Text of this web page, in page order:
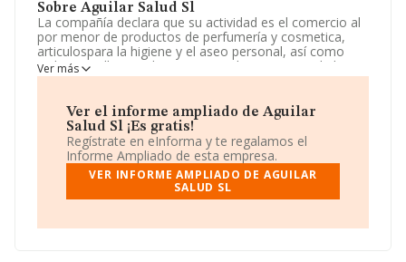
Sobre Aguilar Salud Sl
La compañía declara que su actividad es el comercio al
por menor de productos de perfumería y cosmetica,
articulospara la higiene y el aseo personal, así como
todos aquellos productos permitidos y propios de los
establecimientos de parafarmacia. la prestación de
propios de salones,. La empresa está registrada como
Sociedad Limitada. Su actividad CNAE es 'Comercio al
por menor de productos cosméticos e higiénicos en
establecimientos especializados' con código 4775. La
sociedad no tiene actividad en mercados exteriores.
La plantilla se ha mantenido igual y según los datos a
empleados por debajo de la media de sector.
Ver más
Ver el informe ampliado de Aguilar
Salud Sl ¡Es gratis!
Regístrate en eInforma y te regalamos el
Informe Ampliado de esta empresa.
VER INFORME AMPLIADO DE AGUILAR
SALUD SL